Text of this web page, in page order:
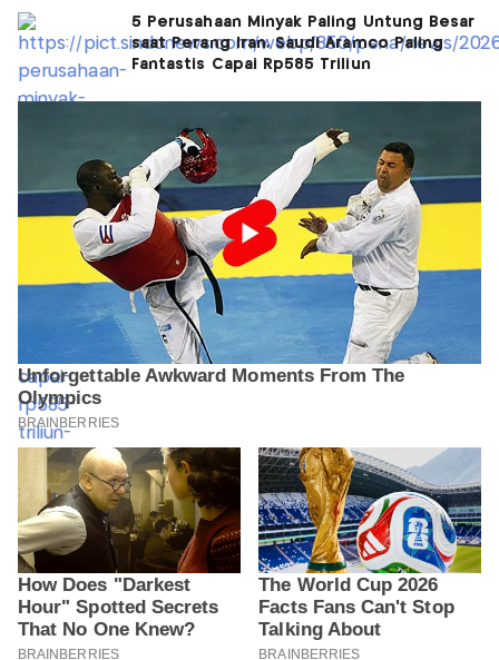
5 Perusahaan Minyak Paling Untung Besar
saat Perang Iran, Saudi Aramco Paling
Fantastis Capai Rp585 Triliun